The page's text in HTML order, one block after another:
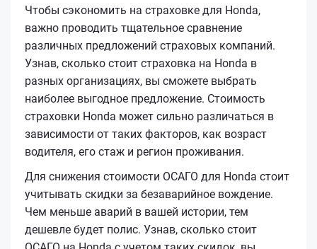
Чтобы сэкономить на страховке для Honda,
важно проводить тщательное сравнение
различных предложений страховых компаний.
Узнав, сколько стоит страховка на Honda в
разных организациях, вы сможете выбрать
наиболее выгодное предложение. Стоимость
страховки Honda может сильно различаться в
зависимости от таких факторов, как возраст
водителя, его стаж и регион проживания.
Для снижения стоимости ОСАГО для Honda стоит
учитывать скидки за безаварийное вождение.
Чем меньше аварий в вашей истории, тем
дешевле будет полис. Узнав, сколько стоит